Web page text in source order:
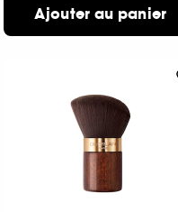
Ajouter au panier